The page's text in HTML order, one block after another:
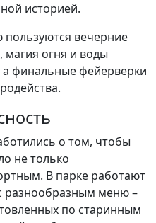
историей.
вечерние
магия огня и воды
а финальные фейерверки
о том, чтобы
не только
В парке работают
разнообразным меню –
по старинным